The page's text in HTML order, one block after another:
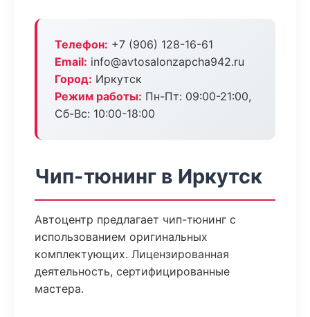
Телефон: +7 (906) 128-16-61
Email: info@avtosalonzapcha942.ru
Город: Иркутск
Режим работы: Пн-Пт: 09:00-21:00,
Сб-Вс: 10:00-18:00
Чип-тюнинг в Иркутск
Автоцентр предлагает чип-тюнинг с
использованием оригинальных
комплектующих. Лицензированная
деятельность, сертифицированные
мастера.